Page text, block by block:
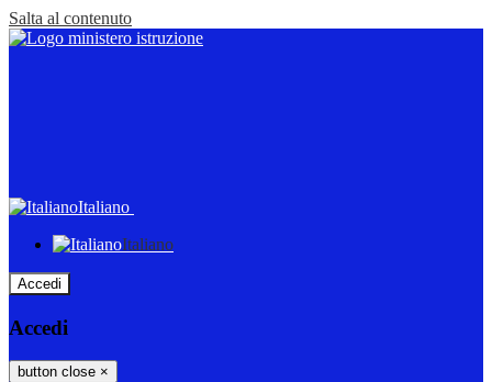
Salta al contenuto
Italiano
Italiano
Accedi
Accedi
button close ×